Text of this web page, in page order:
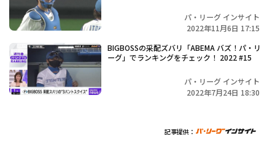
パ・リーグ インサイト
2022年11月6日 17:15
BIGBOSSの采配ズバリ「ABEMA バズ！パ・リ
ーグ」でランキングをチェック！ 2022 #15
パ・リーグ インサイト
2022年7月24日 18:30
記事提供：